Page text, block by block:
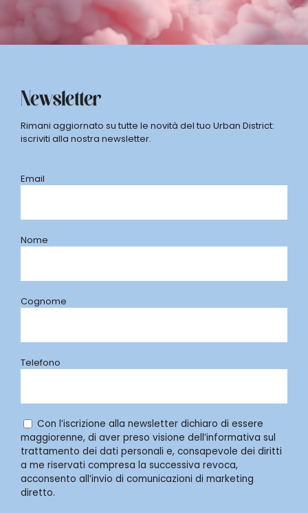
Newsletter
Rimani aggiornato su tutte le novità del tuo Urban District:
iscriviti alla nostra newsletter.
Email
Nome
Cognome
Telefono
Con l’iscrizione alla newsletter dichiaro di essere
maggiorenne, di aver preso visione dell’informativa sul
trattamento dei dati personali e, consapevole dei diritti
a me riservati compresa la successiva revoca,
acconsento all’invio di comunicazioni di marketing
diretto.